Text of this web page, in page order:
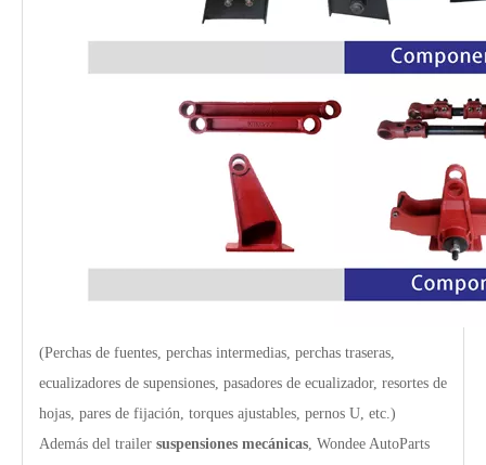
(Perchas de fuentes, perchas intermedias, perchas traseras,
ecualizadores de supensiones, pasadores de ecualizador, resortes de
hojas, pares de fijación, torques ajustables, pernos U, etc.)
Además del trailer suspensiones mecánicas, Wondee AutoParts
Suspensión mecánica tipo YTE de fundición de 2 ejes y 3 ejes para remolque ligero